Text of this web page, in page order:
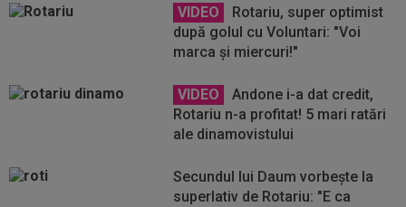
VIDEO
Rotariu, super optimist
după golul cu Voluntari: "Voi
marca și miercuri!"
VIDEO
Andone i-a dat credit,
Rotariu n-a profitat! 5 mari ratări
ale dinamovistului
Secundul lui Daum vorbeşte la
superlativ de Rotariu: "E ca